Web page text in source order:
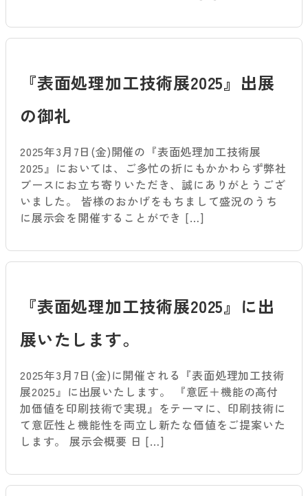
『表面処理加工技術展2025』出展
の御礼
2025年3月7日(金)開催の『表面処理加工技術展
2025』においては、ご多忙の折にもかかわらず弊社
ブースにお立ち寄りいただき、誠にありがとうござ
いました。 皆様のおかげをもちまして盛況のうち
に展示会を開催することができ […]
『表面処理加工技術展2025』に出
展いたします。
2025年3月7日(金)に開催される『表面処理加工技術
展2025』に出展いたします。 『意匠＋機能の高付
加価値を印刷技術で実現』をテーマに、印刷技術に
て意匠性と機能性を両立し新たな価値をご提案いた
します。 展示会概要 日 […]